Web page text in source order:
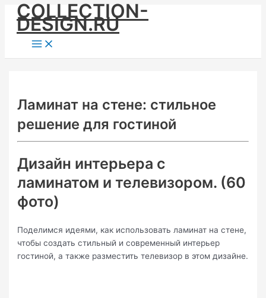
Skip
content
COLLECTION-
DESIGN.RU
Main
Menu
Ламинат на стене: стильное
решение для гостиной
Дизайн интерьера с
ламинатом и телевизором. (60
фото)
Поделимся идеями, как использовать ламинат на стене,
чтобы создать стильный и современный интерьер
гостиной, а также разместить телевизор в этом дизайне.